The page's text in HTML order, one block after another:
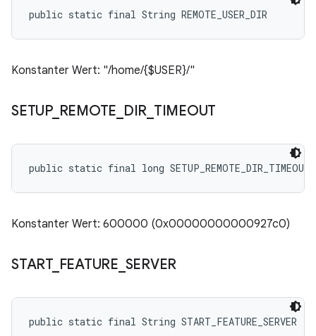
public static final String REMOTE_USER_DIR
Konstanter Wert: "/home/{$USER}/"
SETUP_ REMOTE DIR TIMEOUT
public static final long SETUP_REMOTE_DIR_TIMEOUT
Konstanter Wert: 600000 (0x00000000000927c0)
START_ FEATURE SERVER
public static final String START_FEATURE_SERVER